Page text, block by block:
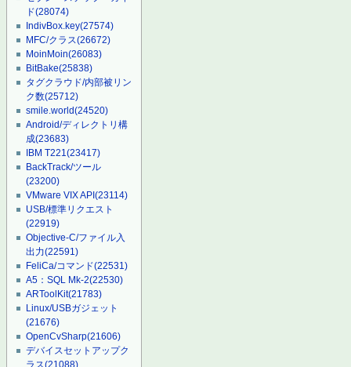
ド(28074)
IndivBox.key(27574)
MFC/クラス(26672)
MoinMoin(26083)
BitBake(25838)
タグクラウド/内部被リン
ク数(25712)
smile.world(24520)
Android/ディレクトリ構
成(23683)
IBM T221(23417)
BackTrack/ツール
(23200)
VMware VIX API(23114)
USB/標準リクエスト
(22919)
Objective-C/ファイル入
出力(22591)
FeliCa/コマンド(22531)
A5：SQL Mk-2(22530)
ARToolKit(21783)
Linux/USBガジェット
(21676)
OpenCvSharp(21606)
デバイスセットアップク
ラス(21088)